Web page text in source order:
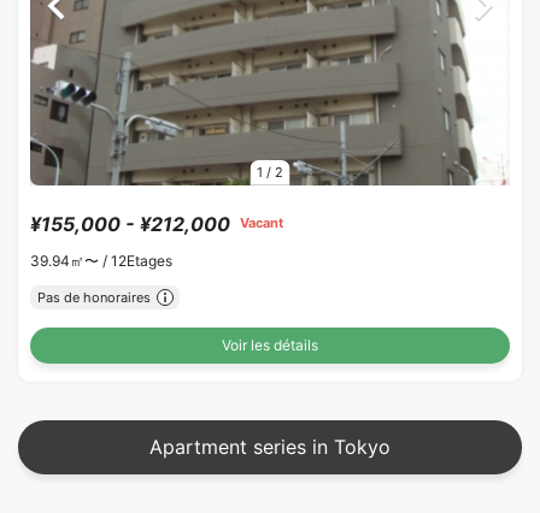
1 / 2
¥155,000 - ¥212,000 Vacant
39.94㎡〜 / 12Etages
Pas de honoraires
Voir les détails
Apartment series in Tokyo